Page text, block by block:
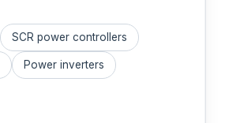
SCR power controllers
Power inverters